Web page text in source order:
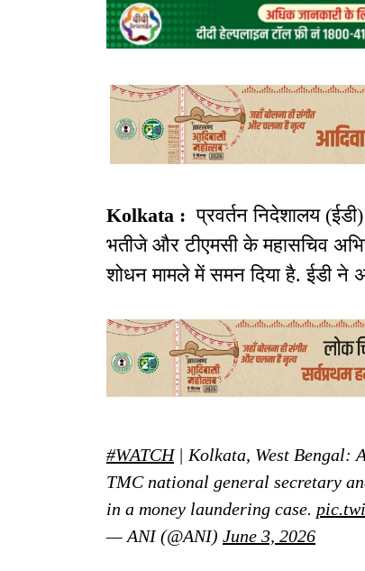
Kolkata :प्रवर्तन निदेशालय
भतीजे और टीएमसी के महासचिव
शोधन मामले में समन दिया है. ईडी ने
#WATCH| Kolkata, West Bengal:
TMC national general secretary
in a money laundering case.
— ANI (@ANI) June 3, 2026